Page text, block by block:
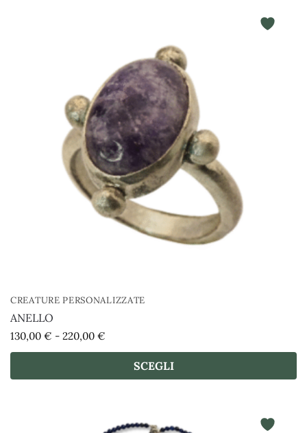
CREATURE PERSONALIZZATE
ANELLO
130,00 € - 220,00 €
SCEGLI